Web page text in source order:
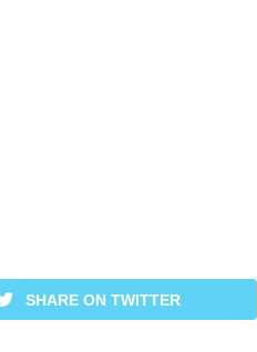
SHARE ON TWITTER